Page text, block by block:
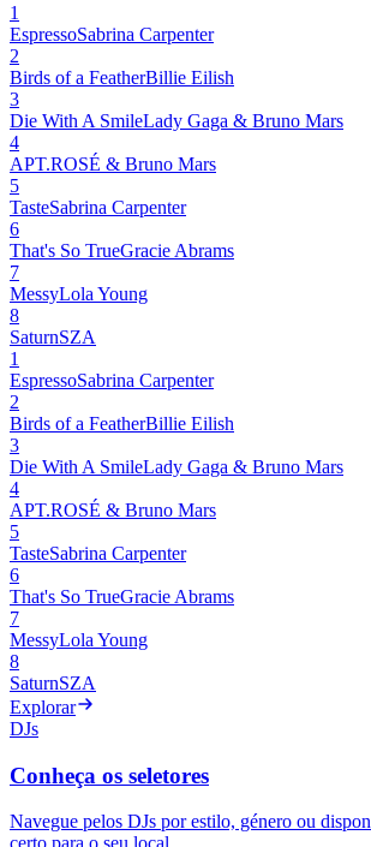
1
EspressoSabrina Carpenter
2
Birds of a FeatherBillie Eilish
3
Die With A SmileLady Gaga & Bruno Mars
4
APT.ROSÉ & Bruno Mars
5
TasteSabrina Carpenter
6
That's So TrueGracie Abrams
7
MessyLola Young
8
SaturnSZA
1
EspressoSabrina Carpenter
2
Birds of a FeatherBillie Eilish
3
Die With A SmileLady Gaga & Bruno Mars
4
APT.ROSÉ & Bruno Mars
5
TasteSabrina Carpenter
6
That's So TrueGracie Abrams
7
MessyLola Young
8
SaturnSZA